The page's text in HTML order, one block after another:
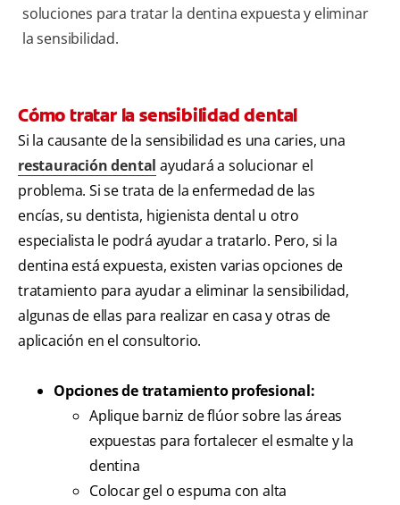
soluciones para tratar la dentina expuesta y eliminar
la sensibilidad.
Cómo tratar la sensibilidad dental
Si la causante de la sensibilidad es una caries, una
restauración dental ayudará a solucionar el
problema. Si se trata de la enfermedad de las
encías, su dentista, higienista dental u otro
especialista le podrá ayudar a tratarlo. Pero, si la
dentina está expuesta, existen varias opciones de
tratamiento para ayudar a eliminar la sensibilidad,
algunas de ellas para realizar en casa y otras de
aplicación en el consultorio.
Opciones de tratamiento profesional:
Aplique barniz de flúor sobre las áreas
expuestas para fortalecer el esmalte y la
dentina
Colocar gel o espuma con alta